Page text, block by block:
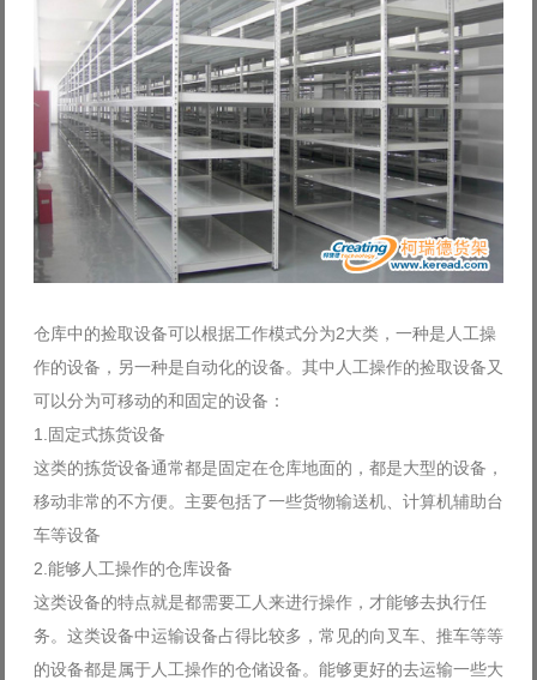
仓库中的捡取设备可以根据工作模式分为2大类，一种是人工操
作的设备，另一种是自动化的设备。其中人工操作的捡取设备又
可以分为可移动的和固定的设备：
1.固定式拣货设备
这类的拣货设备通常都是固定在仓库地面的，都是大型的设备，
移动非常的不方便。主要包括了一些货物输送机、计算机辅助台
车等设备
2.能够人工操作的仓库设备
这类设备的特点就是都需要工人来进行操作，才能够去执行任
务。这类设备中运输设备占得比较多，常见的向叉车、推车等等
的设备都是属于人工操作的仓储设备。能够更好的去运输一些大